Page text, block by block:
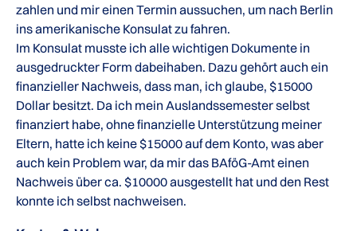
zahlen und mir einen Termin aussuchen, um nach Berlin
ins amerikanische Konsulat zu fahren.
Im Konsulat musste ich alle wichtigen Dokumente in
ausgedruckter Form dabeihaben. Dazu gehört auch ein
finanzieller Nachweis, dass man, ich glaube, $15000
Dollar besitzt. Da ich mein Auslandssemester selbst
finanziert habe, ohne finanzielle Unterstützung meiner
Eltern, hatte ich keine $15000 auf dem Konto, was aber
auch kein Problem war, da mir das BAföG-Amt einen
Nachweis über ca. $10000 ausgestellt hat und den Rest
konnte ich selbst nachweisen.